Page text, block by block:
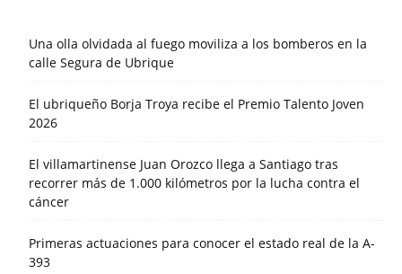
Una olla olvidada al fuego moviliza a los bomberos en la
calle Segura de Ubrique
El ubriqueño Borja Troya recibe el Premio Talento Joven
2026
El villamartinense Juan Orozco llega a Santiago tras
recorrer más de 1.000 kilómetros por la lucha contra el
cáncer
Primeras actuaciones para conocer el estado real de la A-
393